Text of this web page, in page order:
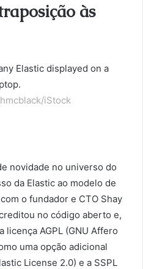
às
iStock
novidade no universo do
da Elastic ao modelo de
o fundador e CTO Shay
no código aberto e,
licença AGPL (GNU Affero
uma opção adicional
License 2.0) e a SSPL